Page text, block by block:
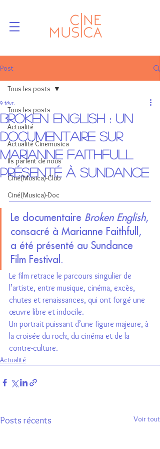
Post
Tous les posts
Actualité
Actualité Cinemusica
Ils parlent de nous
Ciné(Musica)-Club
Ciné(Musica)-Doc
Tous les posts
Broken English : un
documentaire sur
Marianne Faithfull
présenté à Sundance
9 févr.
Le documentaire Broken English,
consacré à Marianne Faithfull,
a été présenté au Sundance
Film Festival.
Le film retrace le parcours singulier de
l’artiste, entre musique, cinéma, excès,
chutes et renaissances, qui ont forgé une
œuvre libre et indocile.
Un portrait puissant d’une figure majeure, à
la croisée du rock, du cinéma et de la
contre-culture.
Actualité
Posts récents Voir tout